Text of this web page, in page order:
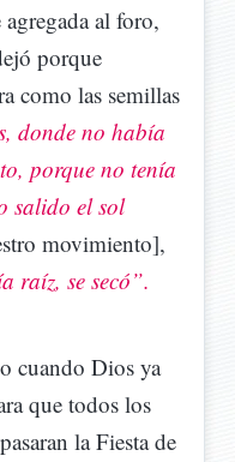
al foro,
porque
como las semillas
donde no había
porque no tenía
salido el sol
movimiento],
raíz, se secó”.
cuando Dios ya
que todos los
la Fiesta de